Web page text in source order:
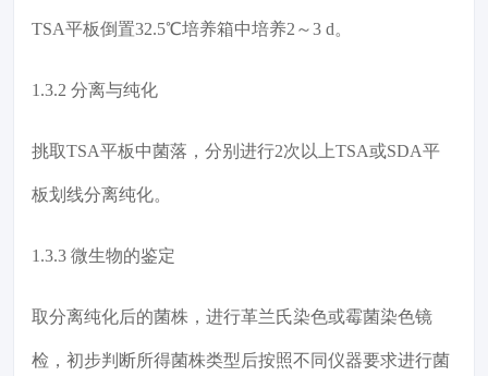
TSA平板倒置32.5℃培养箱中培养2～3 d。
1.3.2 分离与纯化
挑取TSA平板中菌落，分别进行2次以上TSA或SDA平
板划线分离纯化。
1.3.3 微生物的鉴定
取分离纯化后的菌株，进行革兰氏染色或霉菌染色镜
检，初步判断所得菌株类型后按照不同仪器要求进行菌